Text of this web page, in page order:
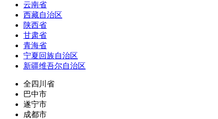
云南省
西藏自治区
陕西省
甘肃省
青海省
宁夏回族自治区
新疆维吾尔自治区
全四川省
巴中市
遂宁市
成都市